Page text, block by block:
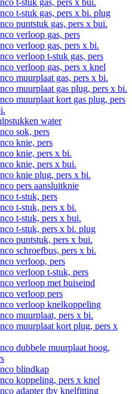
t-stuk gas, pers x bui.
t-stuk gas, pers x bi. plug
puntstuk gas, pers x bui.
verloop gas, pers
verloop gas, pers x bi.
verloop t-stuk gas, pers
verloop gas, pers x knel
muurplaat gas, pers x bi.
muurplaat gas plug, pers x bi.
muurplaat kort gas plug, pers
water
sok, pers
knie, pers
knie, pers x bi.
knie, pers x bui.
knie plug, pers x bi.
pers aansluitknie
t-stuk, pers
t-stuk, pers x bi.
t-stuk, pers x bui.
t-stuk, pers x bi. plug
puntstuk, pers x bui.
schroefbus, pers x bi.
verloop, pers
verloop t-stuk, pers
verloop met buiseind
verloop pers
verloop knelkoppeling
muurplaat, pers x bi.
muurplaat kort plug, pers x
dubbele muurplaat hoog,
blindkap
koppeling, pers x knel
adapter tbv knelfitting